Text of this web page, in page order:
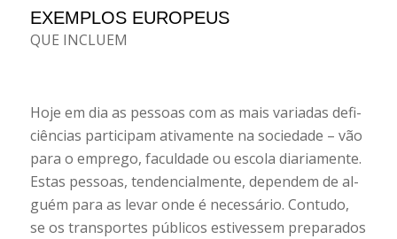
EXEMPLOS EUROPEUS
QUE INCLUEM
Hoje em dia as pessoas com as mais variadas defi-
ciências participam ativamente na sociedade – vão
para o emprego, faculdade ou escola diariamente.
Estas pessoas, tendencialmente, dependem de al-
guém para as levar onde é necessário. Contudo,
se os transportes públicos estivessem preparados